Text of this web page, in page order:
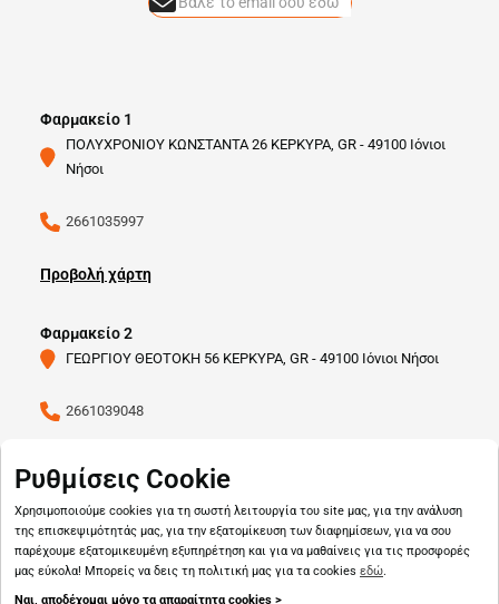
Φαρμακείο 1
ΠΟΛΥΧΡΟΝΙΟΥ ΚΩΝΣΤΑΝΤΑ 26 ΚΕΡΚΥΡΑ, GR - 49100 Ιόνιοι
Νήσοι
2661035997
Προβολή χάρτη
Φαρμακείο 2
ΓΕΩΡΓΙΟΥ ΘΕΟΤΟΚΗ 56 ΚΕΡΚΥΡΑ, GR - 49100 Ιόνιοι Νήσοι
2661039048
Προβολή χάρτη
Ρυθμίσεις Cookie
Χρησιμοποιούμε cookies για τη σωστή λειτουργία του site μας, για την ανάλυση
της επισκεψιμότητάς μας, για την εξατομίκευση των διαφημίσεων, για να σου
παρέχουμε εξατομικευμένη εξυπηρέτηση και για να μαθαίνεις για τις προσφορές
μας εύκολα! Μπορείς να δεις τη πολιτική μας για τα cookies εδώ.
Ναι, αποδέχομαι μόνο τα απαραίτητα cookies >